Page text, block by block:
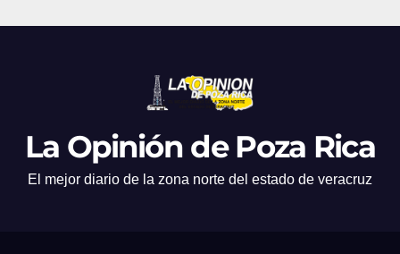
La Opinión de Poza Rica
El mejor diario de la zona norte del estado de veracruz